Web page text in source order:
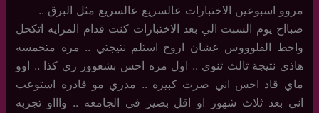
مروو اسبوعين الاختبارات عالسريع عالسريع مثل البرق ..
صبااح يوم السبت الي بعد الاختبارات كنت قدام المرايه اتكحل
واحط القلوووس عشان اروح استلم نتيجتي .. مره متحمسه
هاذي نتيجة ثالث ثنوي .. اول مره احس بشعوور زي كذا .. اوو
ماي قاد احس اني صرت كبيره .. مدري مو قادره استوعب
اني بعد ثلاث شهور او اقل بصير في الجامعه .. واااو تجربه